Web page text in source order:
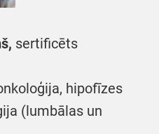
sertificēts
hipofīzes
(lumbālas un